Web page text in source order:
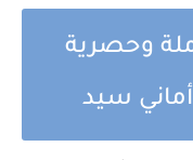
وحصرية
سيد